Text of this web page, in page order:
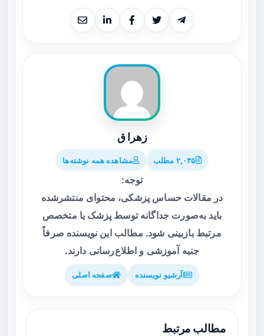
زهرا ق
۲,۰۳۵ مطلب مشاهده همه نوشته‌ها
توجه:
در مقالات حساس پزشکی، محتوای منتشرشده
باید به‌صورت جداگانه توسط پزشک یا متخصص
مرتبط بازبینی شود. مطالب این نویسنده صرفاً
جنبه آموزشی و اطلاع‌رسانی دارند.
آرشیو نویسنده صفحه اصلی
مطالب مرتبط